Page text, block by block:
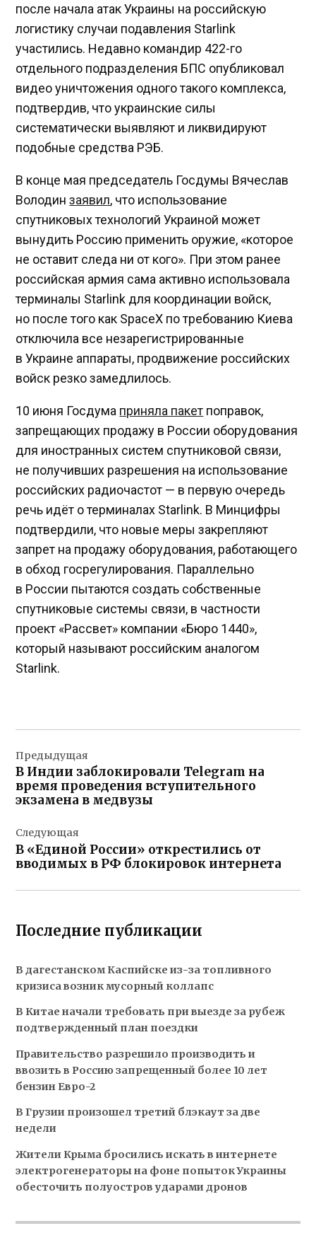
после начала атак Украины на российскую
логистику случаи подавления Starlink
участились. Недавно командир 422-го
отдельного подразделения БПС опубликовал
видео уничтожения одного такого комплекса,
подтвердив, что украинские силы
систематически выявляют и ликвидируют
подобные средства РЭБ.
В конце мая председатель Госдумы Вячеслав
Володинзаявил, что использование
спутниковых технологий Украиной может
вынудить Россию применить оружие, «которое
не оставит следа ни от кого». При этом ранее
российская армия сама активно использовала
терминалы Starlink для координации войск,
но после того как SpaceX по требованию Киева
отключила все незарегистрированные
в Украине аппараты, продвижение российских
войск резко замедлилось.
10 июня Госдума приняла пакет поправок,
запрещающих продажу в России оборудования
для иностранных систем спутниковой связи,
не получивших разрешения на использование
российских радиочастот — в первую очередь
речь идёт о терминалах Starlink. В Минцифры
подтвердили, что новые меры закрепляют
запрет на продажу оборудования, работающего
в обход госрегулирования. Параллельно
в России пытаются создать собственные
спутниковые системы связи, в частности
проект «Рассвет» компании «Бюро 1440»,
который называют российским аналогом
Starlink.
по
записям
Предыдущая
В Индии заблокировали Telegram на
время проведения вступительного
экзамена в медвузы
Следующая
В «Единой России» открестились от
вводимых в РФ блокировок интернета
Последние публикации
В дагестанском Каспийске из-за топливного
кризиса возник мусорный коллапс
В Китае начали требовать при выезде за рубеж
подтвержденный план поездки
Правительство разрешило производить и
ввозить в Россию запрещенный более 10 лет
бензин Евро-2
В Грузии произошел третий блэкаут за две
недели
Жители Крыма бросились искать в интернете
электрогенераторы на фоне попыток Украины
обесточить полуостров ударами дронов